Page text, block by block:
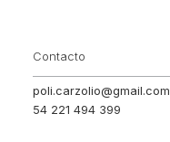
Contacto
poli.carzolio@gmail.com
54 221 494 399